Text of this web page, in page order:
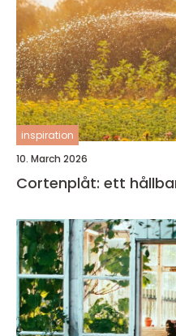
inspiration
10. March 2026
Cortenplåt: ett